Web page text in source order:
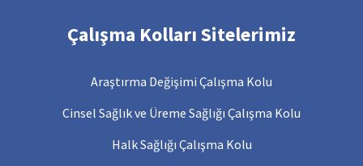
Çalışma Kolları Sitelerimiz
Araştırma Değişimi Çalışma Kolu
Cinsel Sağlık ve Üreme Sağlığı Çalışma Kolu
Halk Sağlığı Çalışma Kolu